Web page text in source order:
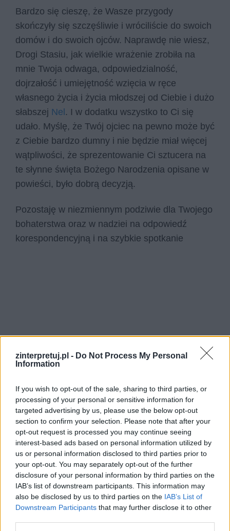
zinterpretuj.pl - Do Not Process My Personal
Information
If you wish to opt-out of the sale, sharing to third parties, or
processing of your personal or sensitive information for
targeted advertising by us, please use the below opt-out
section to confirm your selection. Please note that after your
opt-out request is processed you may continue seeing
interest-based ads based on personal information utilized by
us or personal information disclosed to third parties prior to
your opt-out. You may separately opt-out of the further
disclosure of your personal information by third parties on the
IAB’s list of downstream participants. This information may
also be disclosed by us to third parties on the IAB’s List of
Downstream Participants that may further disclose it to other
Bardzo się cieszę, że Wasze przygody
skończyły się szczęśliwie i wróciliście do swoich
domów i do swoich ojców. Naprawdę nie wiesz,
Drogi Stasiu, jak wielkie wrażenie zrobiła na
mnie Twoja odwaga, odpowiedzialność,
dojrzałość i umiejętność wzięcia w ręce
własnego życia i życia młodszej od Ciebie i dużo
słabszej Nel . I w dodatku wszystko to Ci się
udało. Myślę, że Twój ojciec na pewno może być
z Ciebie bardzo dumny i nie będzie miał więcej
wątpliwości, że sprezentowanie Ci sztucera na
te słynne święta Bożego Narodzenia opisane w
powieści, było dobrą decyzją.
Pozostaję w niezmiennym podziwie dla Twojego
bohaterstwa oraz w nadziei na odpowiedź
korespondencyjną i na szybkie spotkanie
Czytaj także: